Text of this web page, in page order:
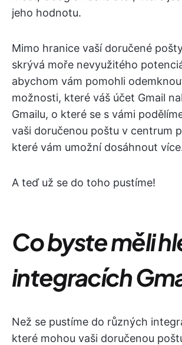
jeho hodnotu.
Mimo hranice vaší doručené
skrývá moře nevyužitého
abychom vám pomohli
možnosti, které váš účet Gmail
Gmailu, o které se s vámi
vaši doručenou poštu v centrum
které vám umožní dosáhnout
A teď už se do toho pustíme!
Co byste měli
integracích
Než se pustíme do různých
které mohou vaši doručenou